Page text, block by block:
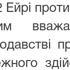
проти